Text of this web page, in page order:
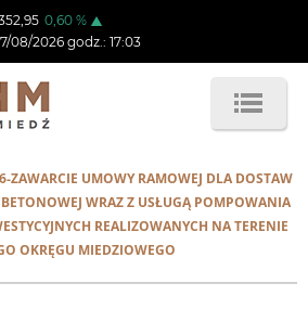
0,60 %
08/2026 godz.: 17:03
ZAWARCIE UMOWY RAMOWEJ DLA DOSTAW
WRAZ Z USŁUGĄ POMPOWANIA
REALIZOWANYCH NA TERENIE
OKRĘGU MIEDZIOWEGO